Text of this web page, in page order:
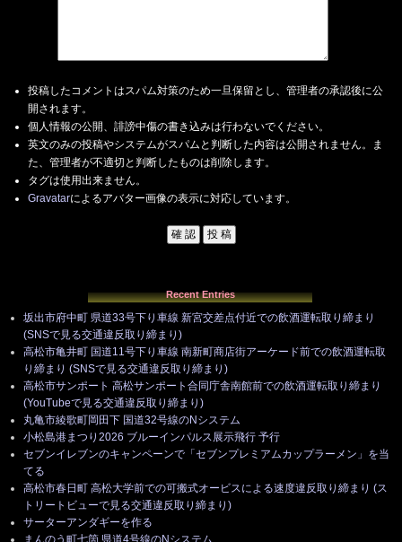
投稿したコメントはスパム対策のため一旦保留とし、管理者の承認後に公
開されます。
個人情報の公開、誹謗中傷の書き込みは行わないでください。
英文のみの投稿やシステムがスパムと判断した内容は公開されません。ま
た、管理者が不適切と判断したものは削除します。
タグは使用出来ません。
Gravatarによるアバター画像の表示に対応しています。
Recent Entries
坂出市府中町 県道33号下り車線 新宮交差点付近での飲酒運転取り締まり
(SNSで見る交通違反取り締まり)
高松市亀井町 国道11号下り車線 南新町商店街アーケード前での飲酒運転取
り締まり (SNSで見る交通違反取り締まり)
高松市サンポート 高松サンポート合同庁舎南館前での飲酒運転取り締まり
(YouTubeで見る交通違反取り締まり)
丸亀市綾歌町岡田下 国道32号線のNシステム
小松島港まつり2026 ブルーインパルス展示飛行 予行
セブンイレブンのキャンペーンで「セブンプレミアムカップラーメン」を当
てる
高松市春日町 高松大学前での可搬式オービスによる速度違反取り締まり (ス
トリートビューで見る交通違反取り締まり)
サーターアンダギーを作る
まんのう町七箇 県道4号線のNシステム